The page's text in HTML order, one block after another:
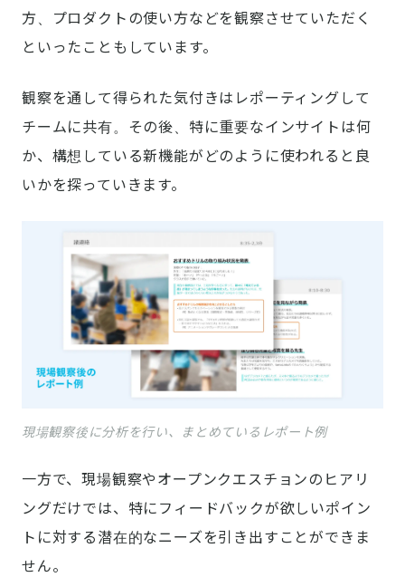
方、プロダクトの使い方などを観察させていただく
といったこともしています。
観察を通して得られた気付きはレポーティングして
チームに共有。その後、特に重要なインサイトは何
か、構想している新機能がどのように使われると良
いかを探っていきます。
現場観察後に分析を行い、まとめているレポート例
一方で、現場観察やオープンクエスチョンのヒアリ
ングだけでは、特にフィードバックが欲しいポイン
トに対する潜在的なニーズを引き出すことができま
せん。